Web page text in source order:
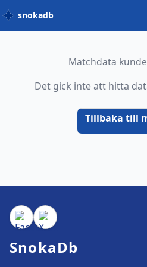
snokadb
Matchdata
Det gick inte att hitta
Tillbaka till
SnokaDb